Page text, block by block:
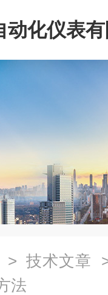
动化仪表
> 技术文章
法